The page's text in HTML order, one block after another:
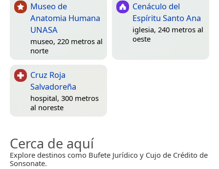
Museo de
Anatomia Humana
UNASA
museo, 220 metros al
norte
Cenáculo del
Espíritu Santo Ana
iglesia, 240 metros al
oeste
Cruz Roja
Salvadoreña
hospital, 300 metros
al noreste
Cerca de aquí
Explore destinos como Bufete Jurídico y Cujo de Crédito de
Sonsonate.